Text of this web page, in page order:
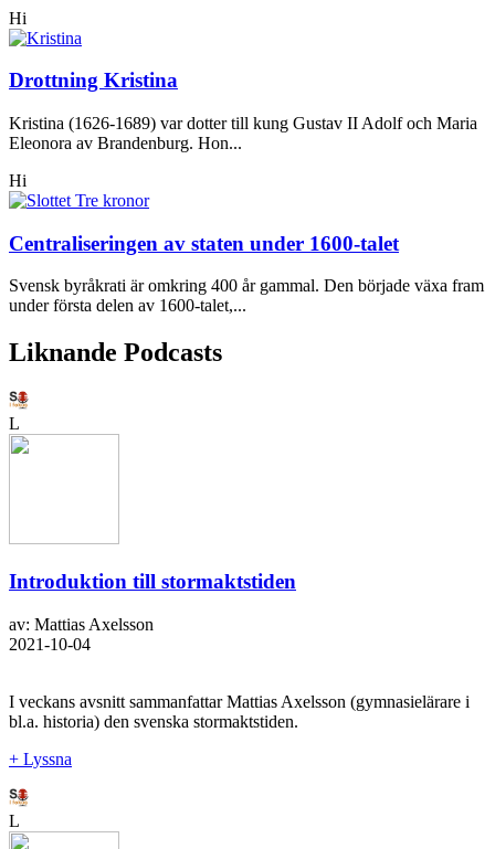
Hi
Drottning Kristina
Kristina (1626-1689) var dotter till kung Gustav II Adolf och Maria
Eleonora av Brandenburg. Hon...
Hi
Centraliseringen av staten under 1600-talet
Svensk byråkrati är omkring 400 år gammal. Den började växa fram
under första delen av 1600-talet,...
Liknande Podcasts
L
Introduktion till stormaktstiden
av: Mattias Axelsson
2021-10-04
I veckans avsnitt sammanfattar Mattias Axelsson (gymnasielärare i
bl.a. historia) den svenska stormaktstiden.
+ Lyssna
L